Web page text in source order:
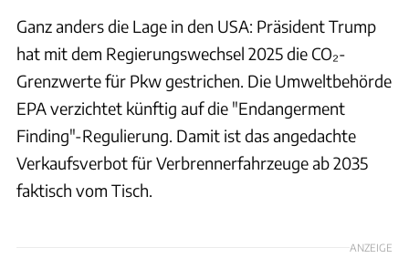
Ganz anders die Lage in den USA: Präsident Trump
hat mit dem Regierungswechsel 2025 die CO₂-
Grenzwerte für Pkw gestrichen. Die Umweltbehörde
EPA verzichtet künftig auf die "Endangerment
Finding"-Regulierung. Damit ist das angedachte
Verkaufsverbot für Verbrennerfahrzeuge ab 2035
faktisch vom Tisch.
ANZEIGE